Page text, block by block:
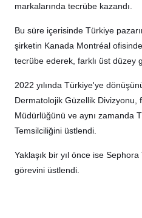
markalarında tecrübe kazandı.
Bu süre içerisinde Türkiye
şirketin Kanada Montréal
tecrübe ederek, farklı üst düzey
2022 yılında Türkiye'ye
Dermatolojik Güzellik Divizyonu,
Müdürlüğünü ve aynı zamanda
Temsilciliğini üstlendi.
Yaklaşık bir yıl önce ise
görevini üstlendi.